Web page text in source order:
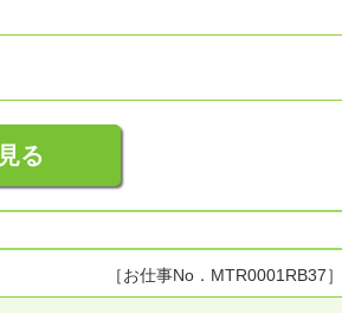
る
［お仕事No．MTR0001RB37］